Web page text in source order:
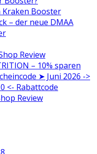
Booster
– der neue DMAA
Review
– 10% sparen
➤ Juni 2026 ->
<- Rabattcode
Review